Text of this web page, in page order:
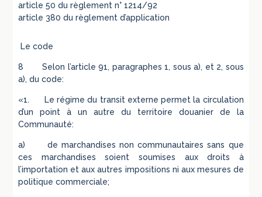
article 50 du règlement n° 1214/92
article 380 du règlement d’application
Le code
8 Selon l’article 91, paragraphes 1, sous a), et 2, sous
a), du code:
«1. Le régime du transit externe permet la circulation
d’un point à un autre du territoire douanier de la
Communauté:
a) de marchandises non communautaires sans que
ces marchandises soient soumises aux droits à
l’importation et aux autres impositions ni aux mesures de
politique commerciale;